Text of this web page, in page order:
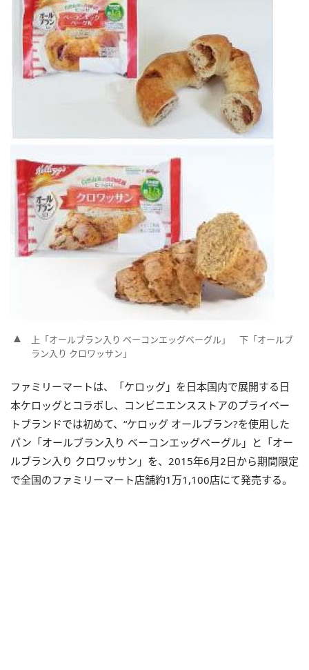
上「オールブラン入り ベーコンエッグベーグル」 下「オールブ
ラン入り クロワッサン」
ファミリーマートは、「ケロッグ」を日本国内で展開する日
本ケロッグとコラボし、コンビニエンスストアのプライベー
トブランドでは初めて、“ケロッグ オールブラン?を使用した
パン「オールブラン入り ベーコンエッグベーグル」と「オー
ルブラン入り クロワッサン」を、2015年6月2日から期間限定
で全国のファミリーマート店舗約1万1,100店にて発売する。